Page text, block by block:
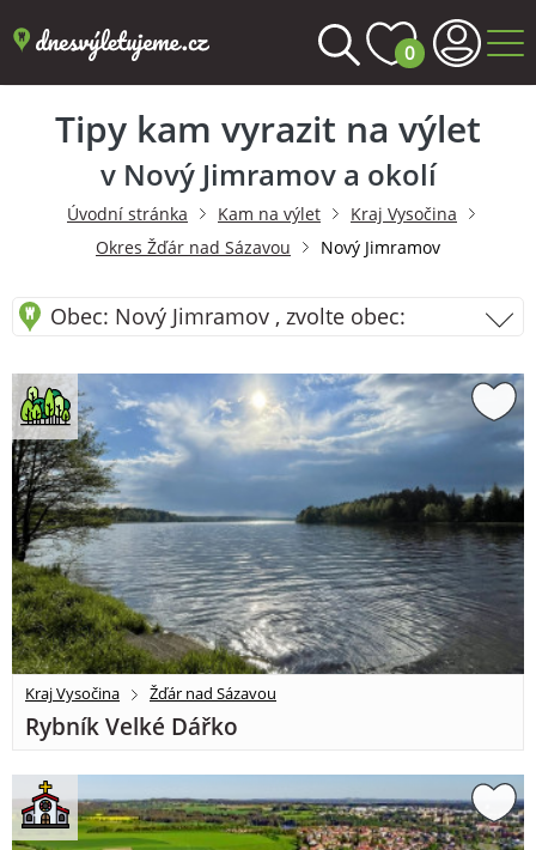
0
Tipy kam vyrazit na výlet
v Nový Jimramov a okolí
Úvodní stránka Kam na výlet
Kraj Vysočina
Okres Žďár nad Sázavou
Nový Jimramov
Obec: Nový Jimramov , zvolte obec:
Kraj Vysočina Žďár nad Sázavou
Rybník Velké Dářko